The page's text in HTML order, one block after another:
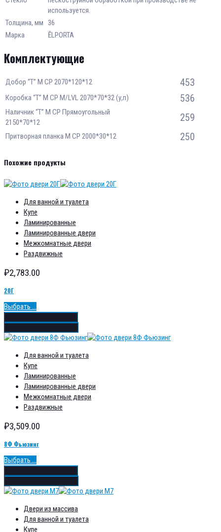
используется.
Толщина, мм 36
Марка
ĒLPORTA
Комплектующие
Добор “Т” М CP 2070*120*12 453
Коробка “Т” М CP М/LVL 2070*70*32 (у,п) 536
Наличник “Т” М CP Прямоугольный
2150*70*12
259
Притворная планка М CP 2000*30*12 250
Похожие продукты
Для ванной и туалета
Купе
Ламинированные
Ламинированные двери
Межкомнатные двери
Раздвижные
₽2,783.00
20Г
Выбрать ...
Для ванной и туалета
Купе
Ламинированные
Ламинированные двери
Межкомнатные двери
Раздвижные
₽3,509.00
8Ф Фьюзинг
Выбрать ...
Двери из массива
Для ванной и туалета
Купе